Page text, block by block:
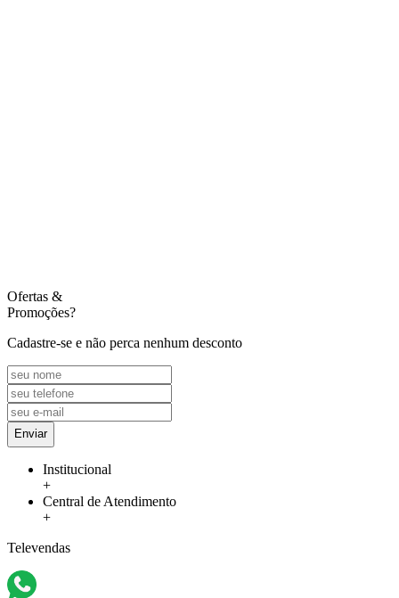
Ofertas &
Promoções?
Cadastre-se e não perca nenhum desconto
Enviar
Institucional
+
Central de Atendimento
+
Televendas